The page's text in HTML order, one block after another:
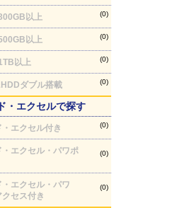
以上 (0)
以上 (0)
以上 (0)
ダブル搭載 (0)
・エクセルで探す
・エクセル付き (0)
・エクセル・パワポ
(0)
・エクセル・パワ
クセス付き
(0)